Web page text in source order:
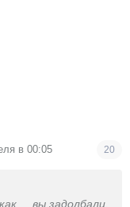
в 00:05 20
вы,задолбали,